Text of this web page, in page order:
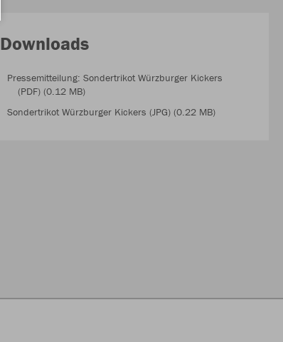
Downloads
Pressemitteilung: Sondertrikot Würzburger Kickers
(PDF) (0.12 MB)
Sondertrikot Würzburger Kickers (JPG) (0.22 MB)